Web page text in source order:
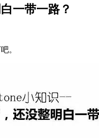
一带一路？
。